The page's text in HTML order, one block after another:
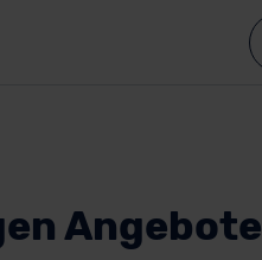
Angebote